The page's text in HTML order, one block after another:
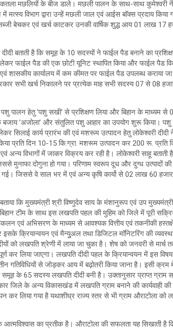
मछलियों के बीज डाले। मछली पालन के साथ-साथ कुमेश्वरी
मत्स्य विभाग द्वारा उन्हें मछली जाल एवं आईस बाॅक्स प्रदाय किया
बेचकर एवं खर्च काटकर उनकी वार्षिक शुद्ध आय 01 लाख 17
बताती है कि समूह के 10 सदस्यों ने फाईल पैड बनाने का
फाईल पैड की एक छोटी यूनिट स्थापित किया और फाईल पैड
कार्यालय में कम कीमत पर फाईल पैड उपलब्ध कराया जा
सभी खर्च निकालने पर प्रत्येक माह सभी सदस्य 07 से 08
पालन हेतु ’पशु सखी’ से प्रशिक्षण लिया और बिहान के माध्यम से
बजाय ’अजोला’ और संतुलित पशु आहार का उपयोग शुरू किया।
कार्य प्रारंभ की एवं मशरूम उत्पादन हेतु लोकेश्वरी दीदी ने
प्रति दिन 10-15 कि.ग्रा. मशरूम उत्पादन कर 200 रू. प्रति
अन्य विभागों में जाकर विक्रय कर रही है। लोकेश्वरी साहू
मुनाफा दोगुना हो गया। परिणाम स्वरूप दूध और दुग्ध उत्पादों की
जिससे वे साल भर में एवं अन्य कृषि कार्यो से 02 लाख 60
कि मुख्यमंत्री श्री विष्णुदेव साय के मंशानुरूप एवं उप
बिहान टीम के साथ इस लखपति पहल की मुहिम को जिले में पूरी
एवं अभिसरण के माध्यम से आवश्यक वित्तीय एवं तकनीकी
इसके क्रियान्वयन एवं मैन्युुअल तथा डिजिटल माॅनिटरिंग की
को लखपति श्रेणी में लाया जा चुका है। शेष को जनवरी से
कर लिया जाएगा। लखपति दीदी पहल के क्रियान्वयन में इस
गतिविधियों से जोड़कर आय में बढ़ोतरी किया जाना है। इसी क्रम
के 65 सदस्य लखपति दीदी बनी है। उक्तानुसार प्राप्त ग्राम
जिले के अन्य विकासखंड में लखपति ग्राम बनाने की कार्यवाही की
कर लिया गया है यथाशीघ्र राज्य स्तर से भी ग्राम औराटोला को
का प्रतीक है। औराटोला की सफलता यह सिखाती है